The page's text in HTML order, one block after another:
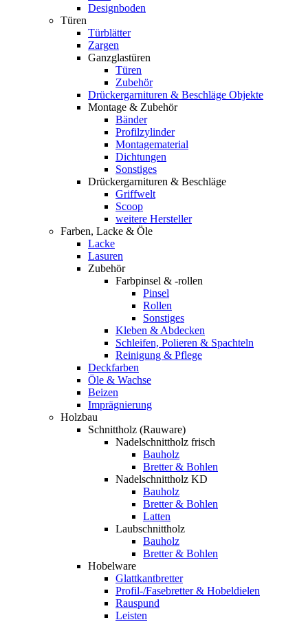
Designboden
Türen
Türblätter
Zargen
Ganzglastüren
Türen
Zubehör
Drückergarnituren & Beschläge Objekte
Montage & Zubehör
Bänder
Profilzylinder
Montagematerial
Dichtungen
Sonstiges
Drückergarnituren & Beschläge
Griffwelt
Scoop
weitere Hersteller
Farben, Lacke & Öle
Lacke
Lasuren
Zubehör
Farbpinsel & -rollen
Pinsel
Rollen
Sonstiges
Kleben & Abdecken
Schleifen, Polieren & Spachteln
Reinigung & Pflege
Deckfarben
Öle & Wachse
Beizen
Imprägnierung
Holzbau
Schnittholz (Rauware)
Nadelschnittholz frisch
Bauholz
Bretter & Bohlen
Nadelschnittholz KD
Bauholz
Bretter & Bohlen
Latten
Laubschnittholz
Bauholz
Bretter & Bohlen
Hobelware
Glattkantbretter
Profil-/Fasebretter & Hobeldielen
Rauspund
Leisten